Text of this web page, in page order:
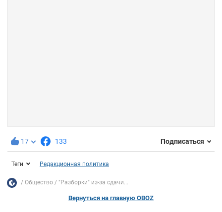
17 133 Подписаться
Теги Редакционная политика
Общество "Разборки" из-за сдачи...
Вернуться на главную OBOZ